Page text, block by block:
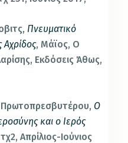
Πνευματικό
, Μάϊος, Ο
Εκδόσεις Άθως,
Πρωτοπρεσβυτέρου, Ο
και ο Ιερός
Απρίλιος-Ιούνιος